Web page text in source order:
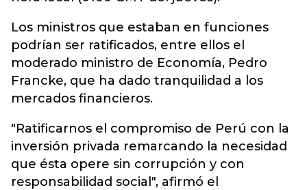
Los ministros que estaban en funciones
podrían ser ratificados, entre ellos el
moderado ministro de Economía, Pedro
Francke, que ha dado tranquilidad a los
mercados financieros.
"Ratificarnos el compromiso de Perú con la
inversión privada remarcando la necesidad
que ésta opere sin corrupción y con
responsabilidad social", afirmó el